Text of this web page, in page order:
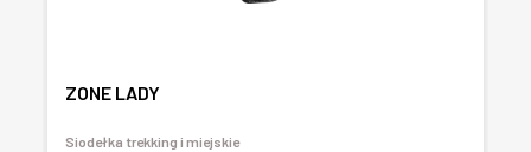
ZONE LADY
Siodełka trekking i miejskie